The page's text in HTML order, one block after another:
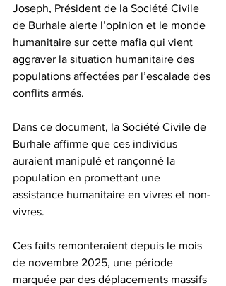
Joseph, Président de la Société Civile
de Burhale alerte l’opinion et le monde
humanitaire sur cette mafia qui vient
aggraver la situation humanitaire des
populations affectées par l’escalade des
conflits armés.
Dans ce document, la Société Civile de
Burhale affirme que ces individus
auraient manipulé et rançonné la
population en promettant une
assistance humanitaire en vivres et non-
vivres.
Ces faits remonteraient depuis le mois
de novembre 2025, une période
marquée par des déplacements massifs